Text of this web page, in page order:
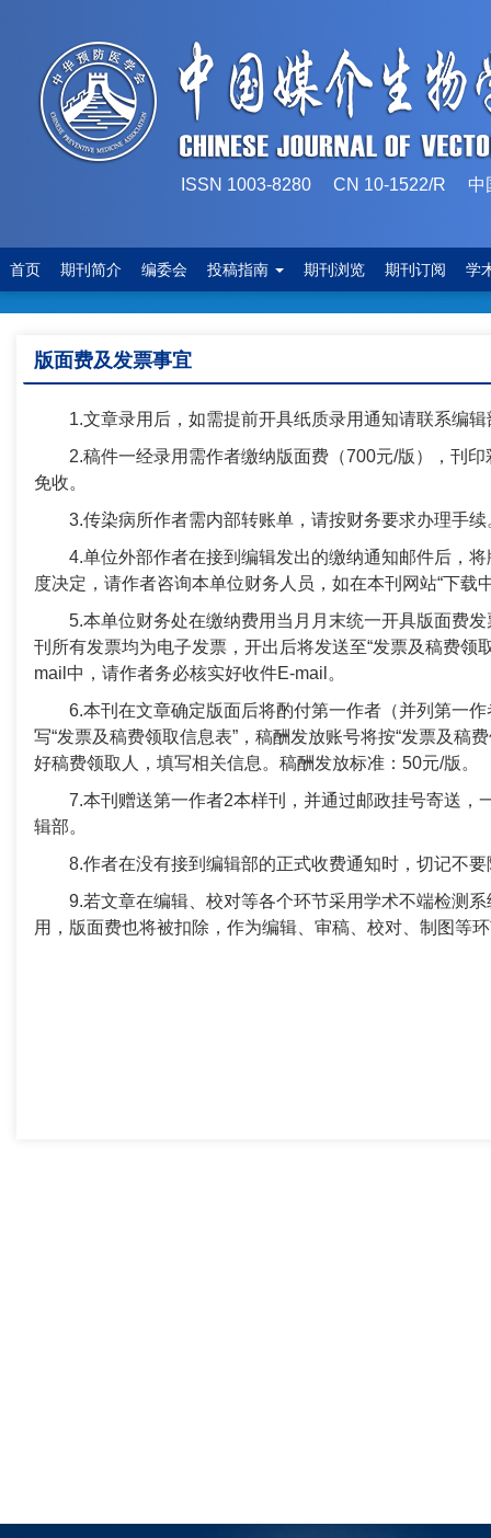
ISSN 1003-8280 CN 10-1522/R 中
首页 期刊简介 编委会 投稿指南 期刊浏览 期刊订阅 学
版面费及发票事宜
1.文章录用后，如需提前开具纸质录用通知请联系编
2.稿件一经录用需作者缴纳版面费（700元/版），刊印
免收。
3.传染病所作者需内部转账单，请按财务要求办理手续
4.单位外部作者在接到编辑发出的缴纳通知邮件后，
度决定，请作者咨询本单位财务人员，如在本刊网站“下载
5.本单位财务处在缴纳费用当月月末统一开具版面费
刊所有发票均为电子发票，开出后将发送至“发票及稿费领
mail中 ，请作者务必核实好收件E-mail。
6.本刊在文章确定版面后将酌付第一作者（并列第一
写“发票及稿费领取信息表”，稿酬发放账号将按“发票及稿
好稿费领取人，填写相关信息。稿酬发放标准： 50元/版。
7.本刊 赠送第一作者2本样刊，并通过邮政挂号寄送，
辑部。
8.作者在没有接到编辑部的正式收费通知时，切记不
9.若文章在编辑、校对等各个环节采用学术不端检测
用，版面费也将被扣除，作为编辑、审稿、校对、制图等